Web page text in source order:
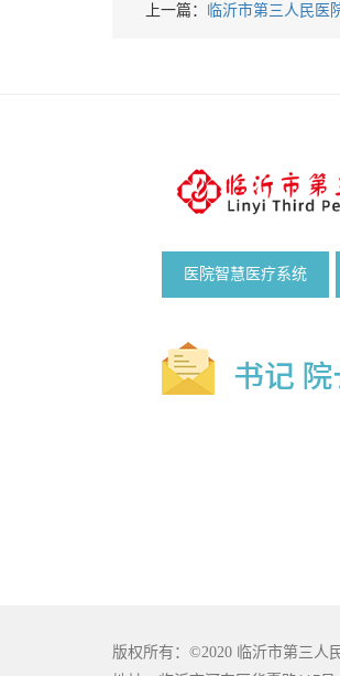
上一篇： 临沂市第三人民医
医院智慧医疗系统
版权所有：©2020 临沂市第三人